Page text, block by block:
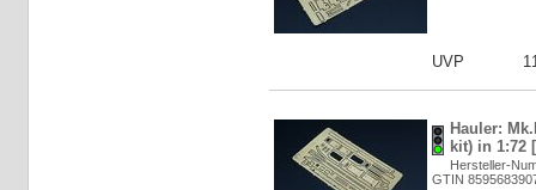
UVP
Hauler:
kit) in 1:72
Hersteller-
GTIN